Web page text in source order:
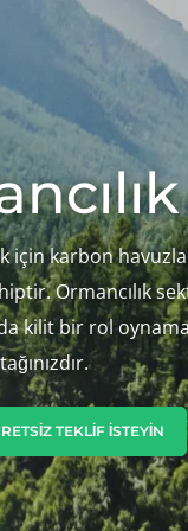
için karbon
Ormancılık
kilit bir rol
TEKLIF ISTEYIN